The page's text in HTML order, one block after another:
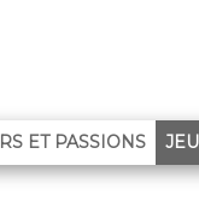
ET PASSIONS